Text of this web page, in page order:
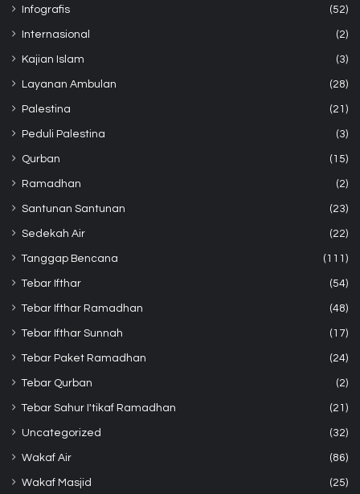
Infografis (52)
Internasional (2)
Kajian Islam (3)
Layanan Ambulan (28)
Palestina (21)
Peduli Palestina (3)
Qurban (15)
Ramadhan (2)
Santunan Santunan (23)
Sedekah Air (22)
Tanggap Bencana (111)
Tebar Ifthar (54)
Tebar Ifthar Ramadhan (48)
Tebar Ifthar Sunnah (17)
Tebar Paket Ramadhan (24)
Tebar Qurban (2)
Tebar Sahur I'tikaf Ramadhan (21)
Uncategorized (32)
Wakaf Air (86)
Wakaf Masjid (25)